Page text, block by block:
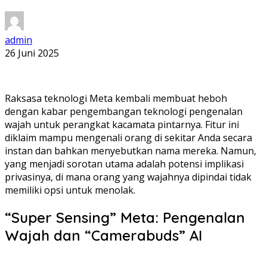
admin
26 Juni 2025
Raksasa teknologi Meta kembali membuat heboh
dengan kabar pengembangan teknologi pengenalan
wajah untuk perangkat kacamata pintarnya. Fitur ini
diklaim mampu mengenali orang di sekitar Anda secara
instan dan bahkan menyebutkan nama mereka. Namun,
yang menjadi sorotan utama adalah potensi implikasi
privasinya, di mana orang yang wajahnya dipindai tidak
memiliki opsi untuk menolak.
“Super Sensing” Meta: Pengenalan
Wajah dan “Camerabuds” AI